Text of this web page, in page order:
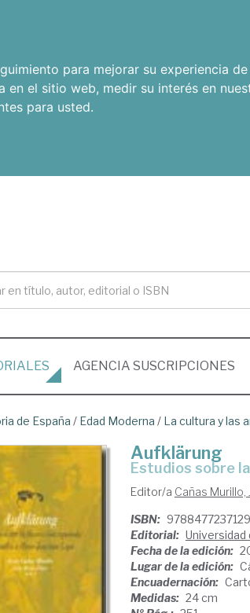
para mejorar su experiencia
en el sitio web, medir su interés en
para usted.
AGENCIA SUSCRIPCIONES
de España / Edad Moderna / La cultura y las
Aufklärung
estudios sobre
Editor/a Cañas Murillo,
ISBN: 9788477237129
Editorial: Universidad
Fecha de la edición:
Lugar de la edición:
Encuadernación:
Medidas: 24 cm